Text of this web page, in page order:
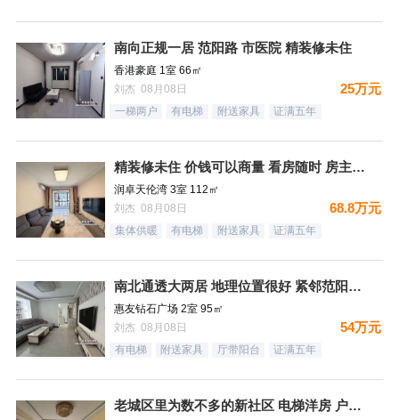
南向正规一居 范阳路 市医院 精装修未住
香港豪庭 1室 66㎡
刘杰 08月08日
25万元
一梯两户 有电梯 附送家具 证满五年
精装修未住 价钱可以商量 看房随时 房主诚意出售
润卓天伦湾 3室 112㎡
刘杰 08月08日
68.8万元
集体供暖 有电梯 附送家具 证满五年
南北通透大两居 地理位置很好 紧邻范阳路 出门钻石广场 生
惠友钻石广场 2室 95㎡
刘杰 08月08日
54万元
有电梯 附送家具 厅带阳台 证满五年
老城区里为数不多的新社区 电梯洋房 户型方正